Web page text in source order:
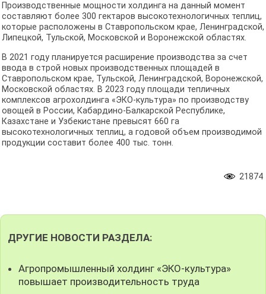
Производственные мощности холдинга на данный момент
составляют более 300 гектаров высокотехнологичных теплиц,
которые расположены в Ставропольском крае, Ленинградской,
Липецкой, Тульской, Московской и Воронежской областях.
В 2021 году планируется расширение производства за счет
ввода в строй новых производственных площадей в
Ставропольском крае, Тульской, Ленинградской, Воронежской,
Московской областях. В 2023 году площади тепличных
комплексов агрохолдинга «ЭКО-культура» по производству
овощей в России, Кабардино-Балкарской Республике,
Казахстане и Узбекистане превысят 660 га
высокотехнологичных теплиц, а годовой объем производимой
продукции составит более 400 тыс. тонн.
21874
ДРУГИЕ НОВОСТИ РАЗДЕЛА:
Агропромышленный холдинг «ЭКО-культура»
повышает производительность труда